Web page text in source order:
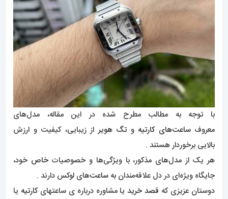
با توجه به مطالب مطرح شده در این مقاله، مدل‌های
معروفساعت‌های کارتیه وتگ هویر از زیبایی، کیفیت و ارزش
بالایی برخوردار هستند .
هر یک از مدل‌های مذکور، با ویژگی‌ها و خصوصیاتخاص خود،
جایگاه ویژه‌ای در دل علاقه‌مندان به ساعت‌های لوکس دارند .
دوستان عزیزی که قصد خریدیا مشاوره درباره ی ساعتهایکارتیه یا